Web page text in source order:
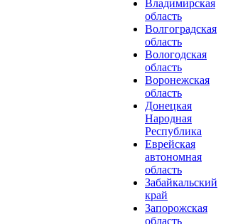
Владимирская
область
Волгоградская
область
Вологодская
область
Воронежская
область
Донецкая
Народная
Республика
Еврейская
автономная
область
Забайкальский
край
Запорожская
область